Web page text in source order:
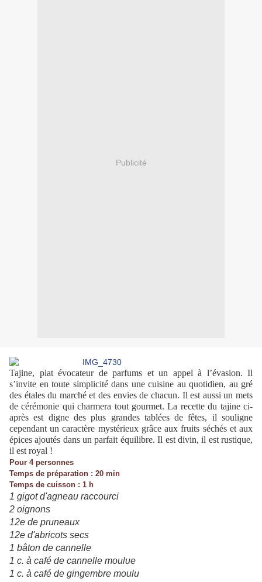
Publicité
Tajine, plat évocateur de parfums et un appel à l’évasion. Il
s’invite en toute simplicité dans une cuisine au quotidien, au gré
des étales du marché et des envies de chacun. Il est aussi un mets
de cérémonie qui charmera tout gourmet.La recette du tajine ci-
après est digne des plus grandes tablées de fêtes, il souligne
cependant un caractère mystérieux grâce aux fruits séchés et aux
épices ajoutés dans un parfait équilibre. Il est divin, il est rustique,
il est royal !
Pour 4 personnes
Temps de préparation : 20 min
Temps de cuisson : 1 h
1 gigot d'agneau raccourci
2 oignons
12e de pruneaux
12e d'abricots secs
1 bâton de cannelle
1 c. à café de cannelle moulue
1 c. à café de gingembre moulu